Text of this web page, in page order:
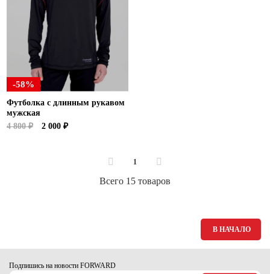
-58%
Футболка с длинным рукавом
мужская
4 800 ₽
2 000 ₽
1
Всего 15 товаров
В НАЧАЛО
Подпишись на новости FORWARD